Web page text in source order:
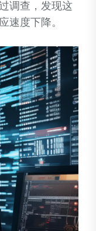
调查，发现这
速度下降。